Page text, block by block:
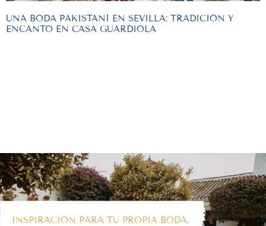
UNA BODA PAKISTANÍ EN SEVILLA: TRADICIÓN Y
ENCANTO EN CASA GUARDIOLA
INSPIRACIÓN PARA TU PROPIA BODA,